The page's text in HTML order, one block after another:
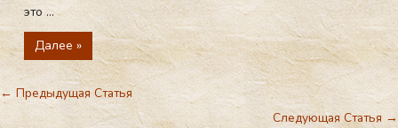
это ...
Далее »
←Предыдущая Статья
Следующая Статья →